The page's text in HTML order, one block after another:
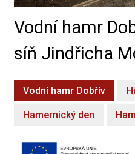
Vodní hamr
síň Jindřicha
Vodní hamr Dobřív
Hamernický den